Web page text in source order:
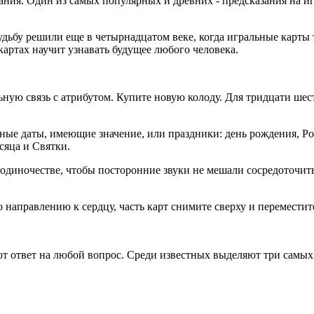
решили еще в четырнадцатом веке, когда игральные
научит узнавать будущее любого человека.
связь с атрибутом. Купите новую колоду. Для тридцати
даты, имеющие значение, или праздники: день рождения,
и Святки.
чтобы посторонние звуки не мешали
к сердцу, часть карт снимите сверху и
ответ на любой вопрос. Среди известных выделяют три